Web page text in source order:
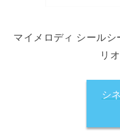
マイメロディ シール
リ
シ